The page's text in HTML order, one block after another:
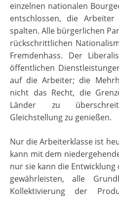
einzelnen nationalen
entschlossen, die
spalten. Alle bürgerlichen
rückschrittlichen
Fremdenhass. Der
öffentlichen
auf die Arbeiter; die
nicht das Recht, die
Länder zu
Gleichstellung zu genießen.
Nur die Arbeiterklasse ist
kann mit dem
nur sie kann die
gewährleisten, alle
Kollektivierung der